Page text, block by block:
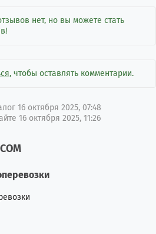
нет, но вы можете стать
, чтобы оставлять комментарии.
16 октября 2025, 07:48
16 октября 2025, 11:26